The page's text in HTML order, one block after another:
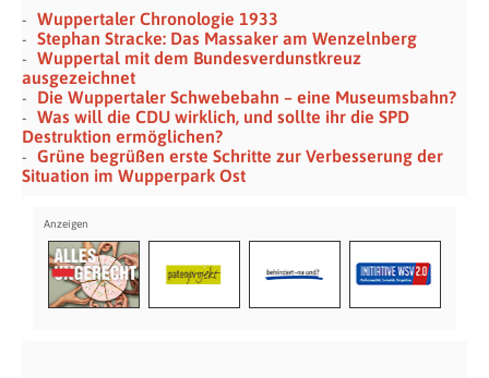
Wuppertaler Chronologie 1933
Stephan Stracke: Das Massaker am Wenzelnberg
Wuppertal mit dem Bundesverdunstkreuz
ausgezeichnet
Die Wuppertaler Schwebebahn – eine Museumsbahn?
Was will die CDU wirklich, und sollte ihr die SPD
Destruktion ermöglichen?
Grüne begrüßen erste Schritte zur Verbesserung der
Situation im Wupperpark Ost